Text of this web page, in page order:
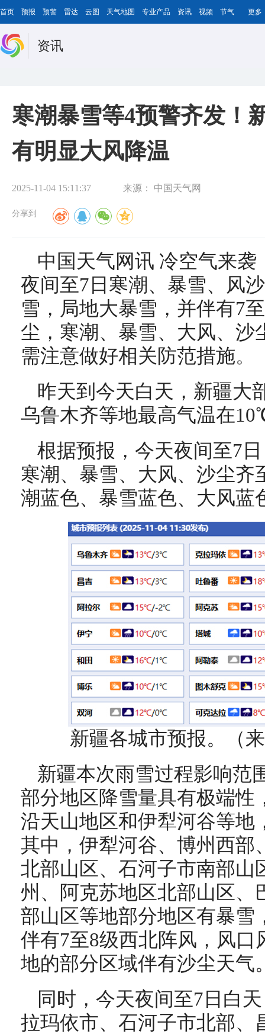
首页 预报 预警 雷达 云图 天气地图 专业产品 资讯 视频 节气 更多
资讯
寒潮暴雪等4预警齐发！
有明显大风降温
2025-11-04 15:11:37 来源： 中国天气网
分享到
中国天气网讯 冷空气来袭
夜间至7日寒潮、暴雪、风
雪，局地大暴雪，并伴有7
尘， 寒潮、暴雪、大风、沙
需注意做好相关防范措施。
昨天到今天白天，新疆大
乌鲁木齐等地最高气温在
根据预报，今天夜间至7
寒潮、暴雪、大风、沙尘齐
潮蓝色、暴雪蓝色、大风蓝
新疆各城市预报。（
新疆本次雨雪过程影响范
部分地区降雪量具有极端性
沿天山地区和伊犁河谷等地
其中，伊犁河谷、博州西部
北部山区、石河子市南部山
州、阿克苏地区北部山区、
部山区等地部分地区有暴雪
伴有7至8级西北阵风，风口
地的部分区域伴有沙尘天气
同时，今天夜间至7日白
拉玛依市、石河子市北部、